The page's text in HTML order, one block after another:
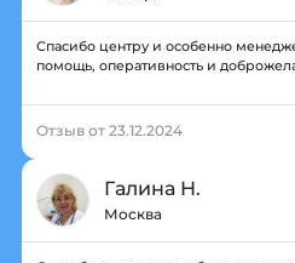
Спасибо центру и особенно
помощь, оперативность и
Отзыв от 23.12.2024
Галина Н.
Москва